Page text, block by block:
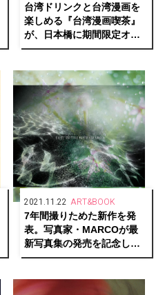
台湾ドリンクと台湾漫画を
楽しめる『台湾漫画喫茶』
が、日本橋に期間限定オー
プン
2021.11.22 ART&BOOK
7年間撮りためた新作を発
表。写真家・MARCOが最
新写真集の発売を記念した
写真展を代官山で開催。